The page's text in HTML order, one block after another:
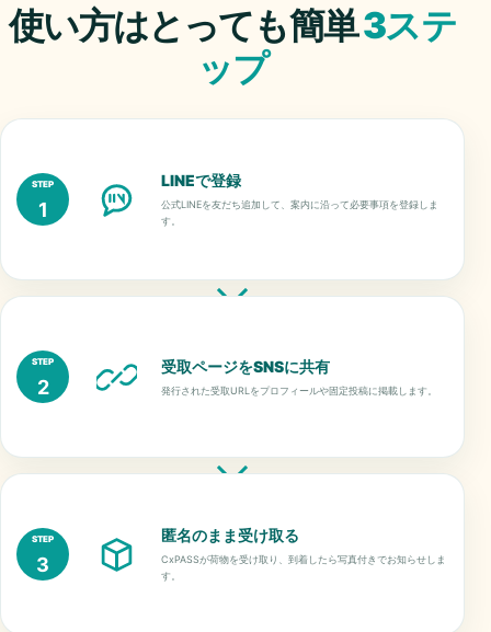
使い方はとっても簡単3ステ
ップ
STEP
1
LINEで登録
公式LINEを友だち追加して、案内に沿って必要事項を登録しま
す。
STEP
2
受取ページをSNSに共有
発行された受取URLをプロフィールや固定投稿に掲載します。
STEP
3
匿名のまま受け取る
CxPASSが荷物を受け取り、到着したら写真付きでお知らせしま
す。